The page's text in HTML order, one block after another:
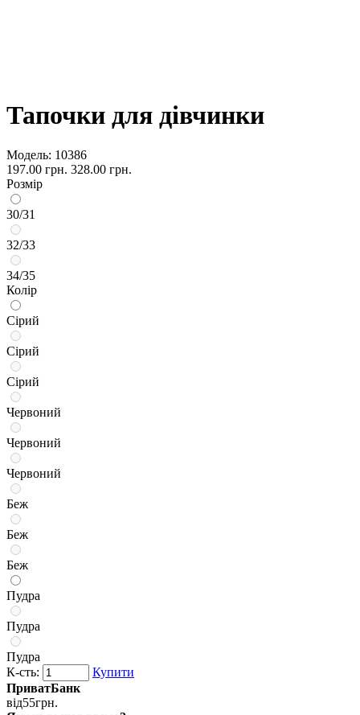
Тапочки для дівчинки
Модель: 10386
197.00 грн. 328.00 грн.
Розмір
30/31
32/33
34/35
Колір
Сірий
Сірий
Сірий
Червоний
Червоний
Червоний
Беж
Беж
Беж
Пудра
Пудра
Пудра
К-сть:
Купити
ПриватБанк
від55грн.